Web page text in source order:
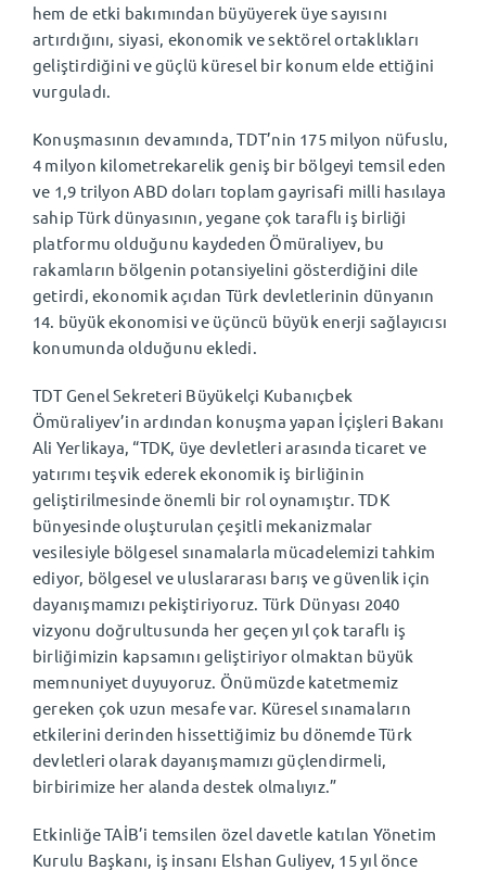
hem de etki bakımından büyüyerek üye sayısını
artırdığını, siyasi, ekonomik ve sektörel ortaklıkları
geliştirdiğini ve güçlü küresel bir konum elde ettiğini
vurguladı.
Konuşmasının devamında, TDT’nin 175 milyon nüfuslu,
4 milyon kilometrekarelik geniş bir bölgeyi temsil eden
ve 1,9 trilyon ABD doları toplam gayrisafi milli hasılaya
sahip Türk dünyasının, yegane çok taraflı iş birliği
platformu olduğunu kaydeden Ömüraliyev, bu
rakamların bölgenin potansiyelini gösterdiğini dile
getirdi, ekonomik açıdan Türk devletlerinin dünyanın
14. büyük ekonomisi ve üçüncü büyük enerji sağlayıcısı
konumunda olduğunu ekledi.
TDT Genel Sekreteri Büyükelçi Kubanıçbek
Ömüraliyev’in ardından konuşma yapan İçişleri Bakanı
Ali Yerlikaya, “TDK, üye devletleri arasında ticaret ve
yatırımı teşvik ederek ekonomik iş birliğinin
geliştirilmesinde önemli bir rol oynamıştır. TDK
bünyesinde oluşturulan çeşitli mekanizmalar
vesilesiyle bölgesel sınamalarla mücadelemizi tahkim
ediyor, bölgesel ve uluslararası barış ve güvenlik için
dayanışmamızı pekiştiriyoruz. Türk Dünyası 2040
vizyonu doğrultusunda her geçen yıl çok taraflı iş
birliğimizin kapsamını geliştiriyor olmaktan büyük
memnuniyet duyuyoruz. Önümüzde katetmemiz
gereken çok uzun mesafe var. Küresel sınamaların
etkilerini derinden hissettiğimiz bu dönemde Türk
devletleri olarak dayanışmamızı güçlendirmeli,
birbirimize her alanda destek olmalıyız.”
Etkinliğe TAİB’i temsilen özel davetle katılan Yönetim
Kurulu Başkanı, iş insanı Elshan Guliyev, 15 yıl önce